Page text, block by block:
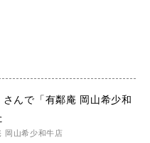
んで「有鄰庵 岡山希少和
岡山希少和牛店